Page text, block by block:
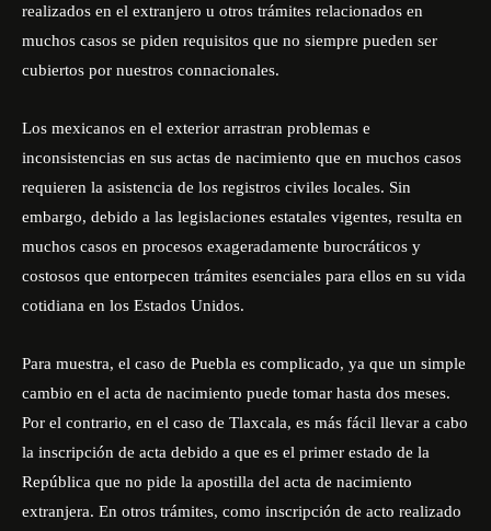
realizados en el extranjero u otros trámites relacionados en
muchos casos se piden requisitos que no siempre pueden ser
cubiertos por nuestros connacionales.
Los mexicanos en el exterior arrastran problemas e
inconsistencias en sus actas de nacimiento que en muchos casos
requieren la asistencia de los registros civiles locales. Sin
embargo, debido a las legislaciones estatales vigentes, resulta en
muchos casos en procesos exageradamente burocráticos y
costosos que entorpecen trámites esenciales para ellos en su vida
cotidiana en los Estados Unidos.
Para muestra, el caso de Puebla es complicado, ya que un simple
cambio en el acta de nacimiento puede tomar hasta dos meses.
Por el contrario, en el caso de Tlaxcala, es más fácil llevar a cabo
la inscripción de acta debido a que es el primer estado de la
República que no pide la apostilla del acta de nacimiento
extranjera. En otros trámites, como inscripción de acto realizado